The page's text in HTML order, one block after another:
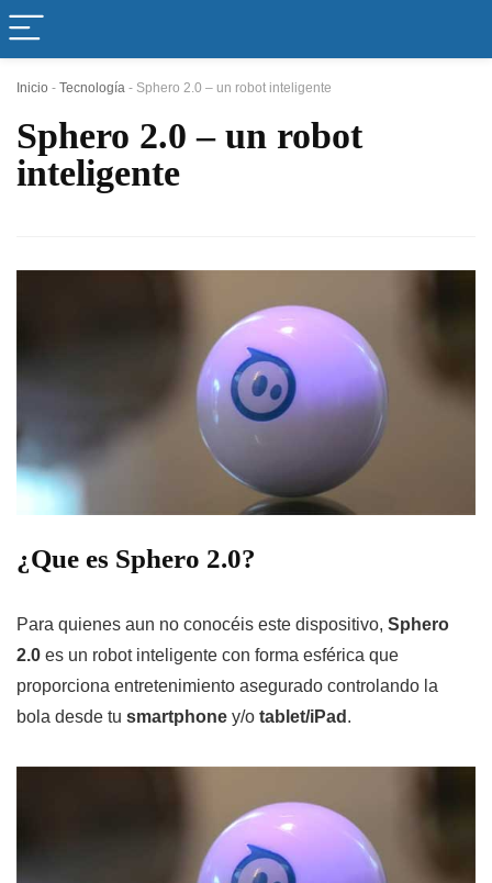
Inicio - Tecnología - Sphero 2.0 – un robot inteligente
Sphero 2.0 – un robot
inteligente
¿Que es Sphero 2.0?
Para quienes aun no conocéis este dispositivo, Sphero
2.0 es un robot inteligente con forma esférica que
proporciona entretenimiento asegurado controlando la
bola desde tu smartphone y/o tablet/iPad .